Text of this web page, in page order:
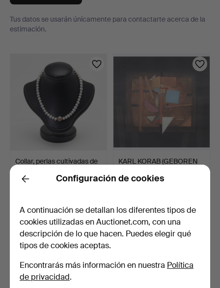
Tus datos se usarán únicamente para contactarte acerca de la
estimación.
Collar, perlas cultivadas de
24 min
KARL KORAB (GEBOREN
13 horas
Back Configuración de cookies
A continuación se detallan los diferentes tipos de
cookies utilizadas en Auctionet.com, con una
descripción de lo que hacen. Puedes elegir qué
tipos de cookies aceptas.
Encontrarás más información en nuestra Política
de privacidad.